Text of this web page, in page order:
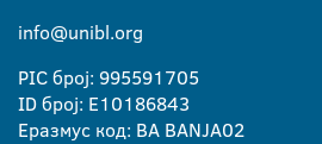
info@unibl.org
PIC број: 995591705
ID број: E10186843
Еразмус код: BA BANJA02